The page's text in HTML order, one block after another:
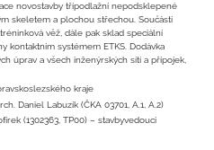
novostavby třípodlažní nepodsklepené
skeletem a plochou střechou. Součástí
věž, dále pak sklad speciální
kontaktním systémem ETKS. Dodávka
úprav a všech inženýrských sítí a přípojek,
kraje
Daniel Labuzík (ČKA 03701, A.1, A.2)
(1302363, TP00) – stavbyvedoucí